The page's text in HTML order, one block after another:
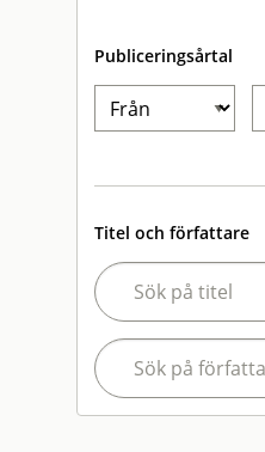
Publiceringsårtal
Titel och författare